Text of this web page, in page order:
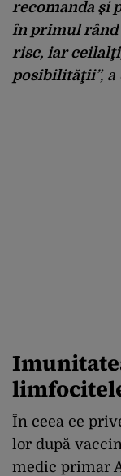
recomanda şi
în primul rând
risc, iar
posibilităţii”,
În ceea ce
lor după
medic primar